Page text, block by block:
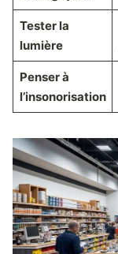
Tester la
lumière
Penser à
l’insonorisation